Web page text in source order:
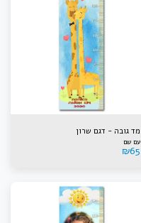
מד גובה - דגם שרון
עם שם
₪65